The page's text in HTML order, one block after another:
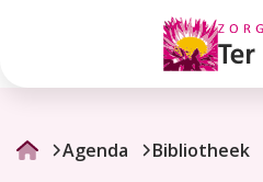
Bibliotheek
Agenda Bibliotheek